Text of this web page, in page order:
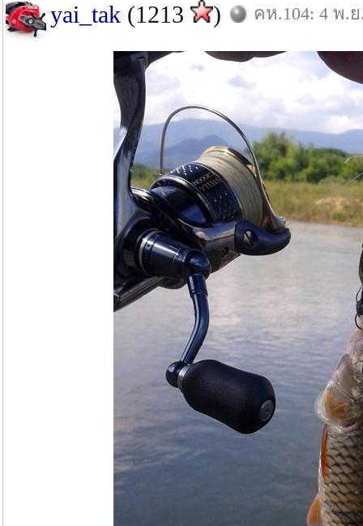
yai_tak (1213 ) คห.104: 4 พ.ย